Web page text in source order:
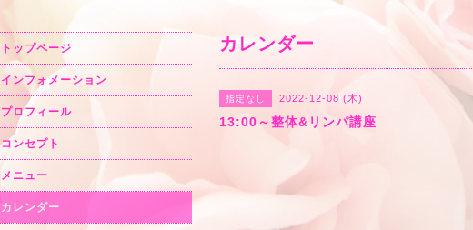
カレンダー
指定なし 2022-12-08 (木)
13:00～整体&リンパ講座
トップページ
インフォメーション
プロフィール
コンセプト
メニュー
カレンダー